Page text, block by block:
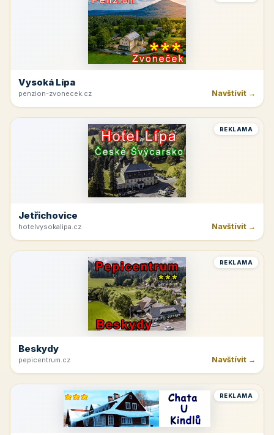
Vysoká Lípa
penzion-zvonecek.cz Navštívit →
REKLAMA
Jetřichovice
hotelvysokalipa.cz Navštívit →
REKLAMA
Beskydy
pepicentrum.cz Navštívit →
REKLAMA